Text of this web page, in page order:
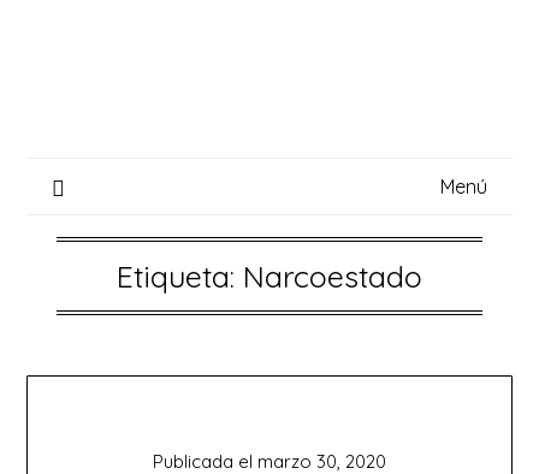
Menú
Etiqueta: Narcoestado
Publicada el marzo 30, 2020